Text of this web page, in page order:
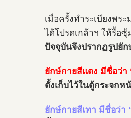
เมื่อครั้งทำระเบียงพร
ได้โปรดเกล้าฯ ให้รื้อ
ปัจจุบันจึงปรากฏรูปยั
ยักษ์กายสีแดง มีชื่อว่า
ตั้งเก็บไว้ในตู้กระจกห
ยักษ์กายสีเทา มีชื่อว่า